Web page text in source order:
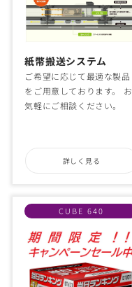
紙幣搬送システム
ご希望に応じて最適な製品
をご用意しております。 お
気軽にご相談ください。
詳しく見る
CUBE 640